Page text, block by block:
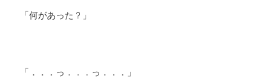
「何があった？」
「．．．っ．．．っ．．．」